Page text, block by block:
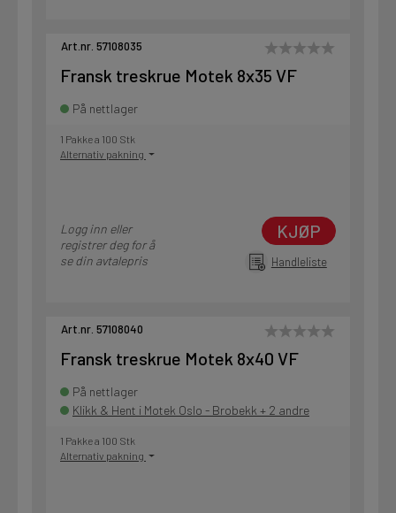
Art.nr. 57108035
Fransk treskrue Motek 8x35 VF
På nettlager
1 Pakke a 100 Stk
Alternativ pakning
Logg inn eller
registrer deg for å
se din avtalepris
KJØP
Handleliste
Art.nr. 57108040
Fransk treskrue Motek 8x40 VF
På nettlager
Klikk & Hent i Motek Oslo - Brobekk + 2 andre
1 Pakke a 100 Stk
Alternativ pakning